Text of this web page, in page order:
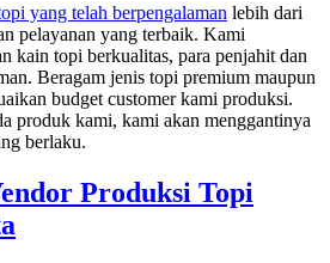
yang telah berpengalaman lebih dari
pelayanan yang terbaik. Kami
kain topi berkualitas, para penjahit dan
Beragam jenis topi premium maupun
budget customer kami produksi.
produk kami, kami akan menggantinya
berlaku.
Produksi Topi